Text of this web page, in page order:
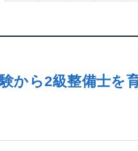
から2級整備士を